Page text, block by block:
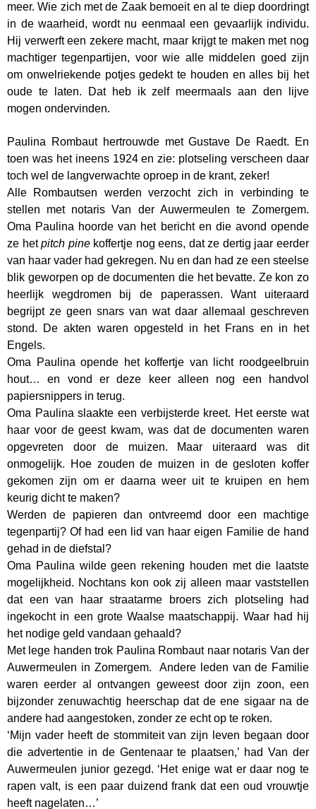
meer. Wie zich met de Zaak bemoeit en al te diep doordringt
in de waarheid, wordt nu eenmaal een gevaarlijk individu.
Hij verwerft een zekere macht, maar krijgt te maken met nog
machtiger tegenpartijen, voor wie alle middelen goed zijn
om onwelriekende potjes gedekt te houden en alles bij het
oude te laten. Dat heb ik zelf meermaals aan den lijve
mogen ondervinden.
Paulina Rombaut hertrouwde met Gustave De Raedt. En
toen was het ineens 1924 en zie: plotseling verscheen daar
toch wel de langverwachte oproep in de krant, zeker!
Alle Rombautsen werden verzocht zich in verbinding te
stellen met notaris Van der Auwermeulen te Zomergem.
Oma Paulina hoorde van het bericht en die avond opende
ze hetpitch pine koffertje nog eens, dat ze dertig jaar eerder
van haar vader had gekregen. Nu en dan had ze een steelse
blik geworpen op de documenten die het bevatte. Ze kon zo
heerlijk wegdromen bij de paperassen. Want uiteraard
begrijpt ze geen snars van wat daar allemaal geschreven
stond. De akten waren opgesteld in het Frans en in het
Engels.
Oma Paulina opende het koffertje van licht roodgeelbruin
hout… en vond er deze keer alleen nog een handvol
papiersnippers in terug.
Oma Paulina slaakte een verbijsterde kreet. Het eerste wat
haar voor de geest kwam, was dat de documenten waren
opgevreten door de muizen. Maar uiteraard was dit
onmogelijk. Hoe zouden de muizen in de gesloten koffer
gekomen zijn om er daarna weer uit te kruipen en hem
keurig dicht te maken?
Werden de papieren dan ontvreemd door een machtige
tegenpartij? Of had een lid van haar eigen Familie de hand
gehad in de diefstal?
Oma Paulina wilde geen rekening houden met die laatste
mogelijkheid. Nochtans kon ook zij alleen maar vaststellen
dat een van haar straatarme broers zich plotseling had
ingekocht in een grote Waalse maatschappij. Waar had hij
het nodige geld vandaan gehaald?
Met lege handen trok Paulina Rombaut naar notaris Van der
Auwermeulen in Zomergem. Andere leden van de Familie
waren eerder al ontvangen geweest door zijn zoon, een
bijzonder zenuwachtig heerschap dat de ene sigaar na de
andere had aangestoken, zonder ze echt op te roken.
‘Mijn vader heeft de stommiteit van zijn leven begaan door
die advertentie in de Gentenaar te plaatsen,’ had Van der
Auwermeulen junior gezegd. ‘Het enige wat er daar nog te
rapen valt, is een paar duizend frank dat een oud vrouwtje
heeft nagelaten…’